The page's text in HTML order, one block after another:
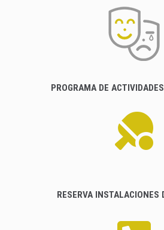
PROGRAMA DE
RESERVA INSTALACIONES